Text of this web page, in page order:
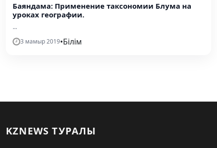
Баяндама: Применение таксономии Блума на
уроках географии.
...
3 мамыр 2019•Білім
KZNEWS ТУРАЛЫ